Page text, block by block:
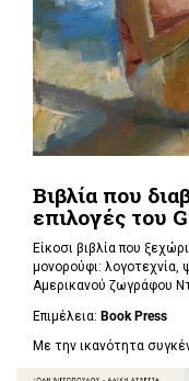
Βιβλία που
επιλογές του
Είκοσι βιβλία που
μονορούφι: λογοτεχνία,
Αμερικανού ζωγράφου
Επιμέλεια: Book Press
Με την ικανότητα